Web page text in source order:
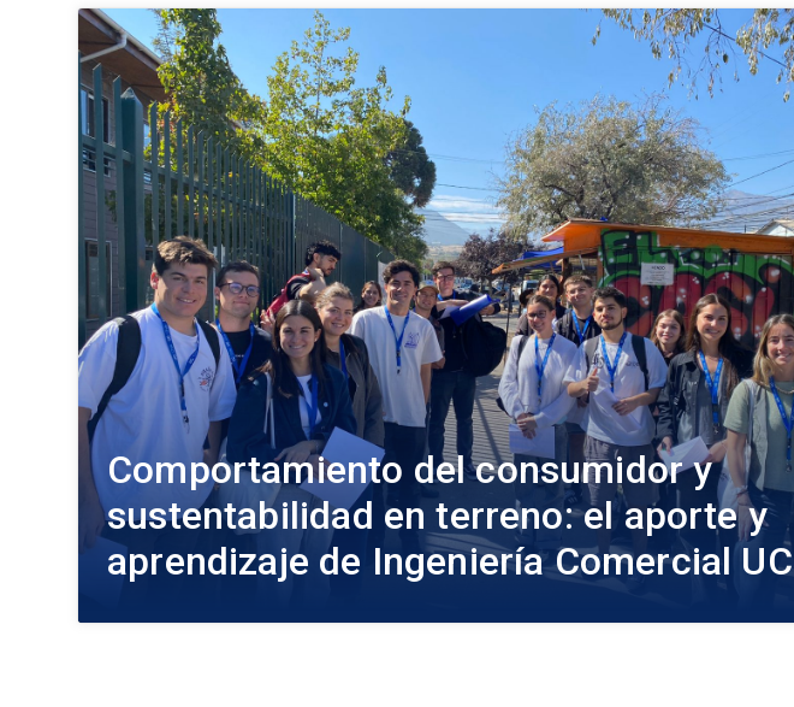
Comportamiento del consumidor y
sustentabilidad en terreno: el aporte y
aprendizaje de Ingeniería Comercial UC